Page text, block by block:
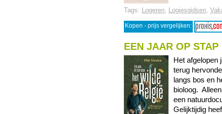
Tags: Logeren, Logiesgidsen,
Kopen - prijs vergelijken:
EEN JAAR OP
Het afgelopen
terug
langs bos en
bioloog.
een
Gelijktijdig